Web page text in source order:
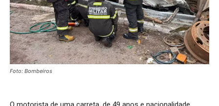
Foto: Bombeiros